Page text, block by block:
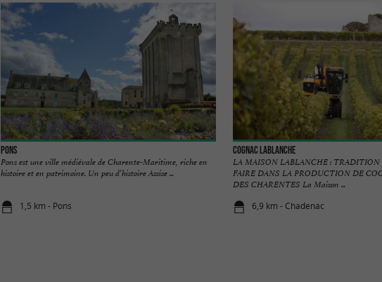
Pons
Pons est une ville médiévale de Charente-Maritime, riche en
histoire et en patrimoine. Un peu d’histoire Assise ...
1,5 km - Pons
Cognac Lablanche
LA MAISON LABLANCHE : TRADITION
FAIRE DANS LA PRODUCTION DE
DES CHARENTES La Maison ...
6,9 km - Chadenac